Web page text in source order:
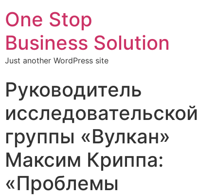
One Stop
Business Solution
Just another WordPress site
Руководитель
исследовательской
группы «Вулкан»
Максим Криппа:
«Проблемы